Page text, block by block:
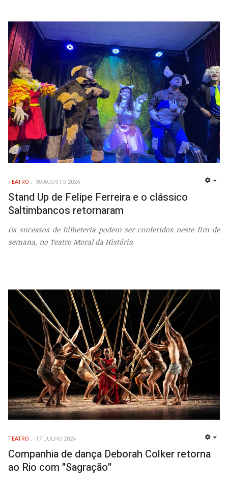
TEATRO 30 AGOSTO 2024
Stand Up de Felipe Ferreira e o clássico
Saltimbancos retornaram
Os sucessos de bilheteria podem ser conferidos neste fim de
semana, no Teatro Moral da História
TEATRO 17 JULHO 2024
Companhia de dança Deborah Colker retorna
ao Rio com "Sagração"